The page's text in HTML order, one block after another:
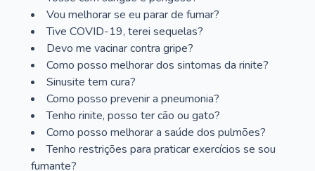
Vou melhorar se eu parar de fumar?
Tive COVID-19, terei sequelas?
Devo me vacinar contra gripe?
Como posso melhorar dos sintomas da rinite?
Sinusite tem cura?
Como posso prevenir a pneumonia?
Tenho rinite, posso ter cão ou gato?
Como posso melhorar a saúde dos pulmões?
Tenho restrições para praticar exercícios se sou
fumante?